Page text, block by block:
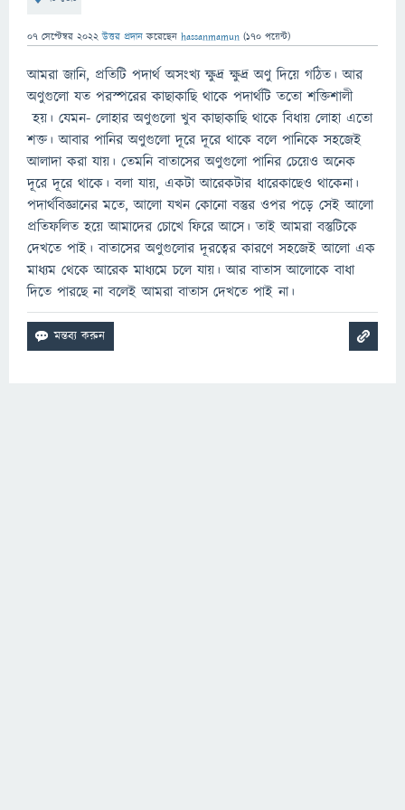
07 সেপ্টেম্বর 2022 উত্তর প্রদান করেছেন hassanmamun (170 পয়েন্ট)
আমরা জানি, প্রতিটি পদার্থ অসংখ্য ক্ষুদ্র ক্ষুদ্র অণু দিয়ে গঠিত। আর
অণুগুলো যত পরস্পরের কাছাকাছি থাকে পদার্থটি ততো শক্তিশালী
হয়। যেমন- লোহার অণুগুলো খুব কাছাকাছি থাকে বিধায় লোহা এতো
শক্ত। আবার পানির অণুগুলো দূরে দূরে থাকে বলে পানিকে সহজেই
আলাদা করা যায়। তেমনি বাতাসের অণুগুলো পানির চেয়েও অনেক
দূরে দূরে থাকে। বলা যায়, একটা আরেকটার ধারেকাছেও থাকেনা।
পদার্থবিজ্ঞানের মতে, আলো যখন কোনো বস্তুর ওপর পড়ে সেই আলো
প্রতিফলিত হয়ে আমাদের চোখে ফিরে আসে। তাই আমরা বস্তুটিকে
দেখতে পাই। বাতাসের অণুগুলোর দূরত্বের কারণে সহজেই আলো এক
মাধ্যম থেকে আরেক মাধ্যমে চলে যায়। আর বাতাস আলোকে বাধা
দিতে পারছে না বলেই আমরা বাতাস দেখতে পাই না।